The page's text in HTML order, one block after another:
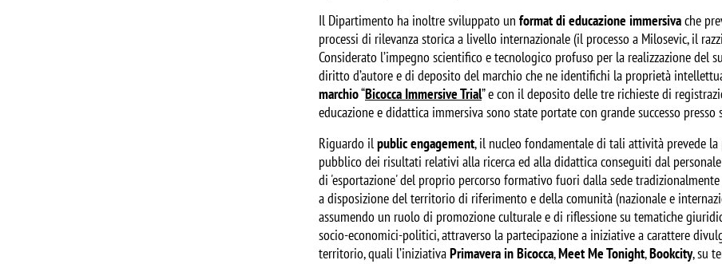
Il Dipartimento ha inoltre sviluppato un format di educazione immersivache
processi di rilevanza storica a livello internazionale (il processo a Milosevic, il
Considerato l’impegno scientifico e tecnologico profuso per la realizzazione del
diritto d’autore e di deposito del marchio che ne identifichi la proprietà
marchio“Bicocca Immersive Trial” e con il deposito delle tre richieste di
educazione e didattica immersiva sono state portate con grande successo
Riguardo ilpublic engagement, il nucleo fondamentale di tali attività prevede
pubblico dei risultati relativi alla ricerca ed alla didattica conseguiti dal
di 'esportazione' del proprio percorso formativo fuori dalla sede
a disposizione del territorio di riferimento e della comunità (nazionale e
assumendo un ruolo di promozione culturale e di riflessione su tematiche
socio-economici-politici, attraverso la partecipazione a iniziative a carattere
territorio, quali l’iniziativaPrimavera in Bicocca,Meet Me Tonight,Bookcity, su